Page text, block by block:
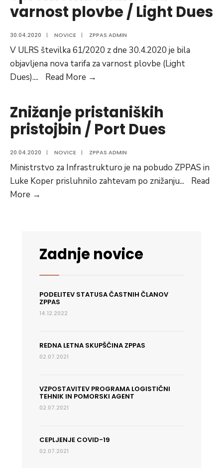
varnost plovbe / Light Dues
30.04.2020 | NOVICE | ZPPAS ADMIN
V ULRS številka 61/2020 z dne 30.4.2020 je bila
objavljena nova tarifa za varnost plovbe (Light
Dues).... Read More →
varnost
plovbe
Light
Dues
Znižanje pristaniških
pristojbin / Port Dues
20.04.2020 | NOVICE | ZPPAS ADMIN
Ministrstvo za Infrastrukturo je na pobudo ZPPAS in
Luke Koper prisluhnilo zahtevam po znižanju...
Read
More →
Port
Dues
Zadnje novice
PODELITEV STATUSA ČASTNIH ČLANOV
ZPPAS
14.12.2022
REDNA LETNA SKUPŠČINA ZPPAS
02.07.2021
VZPOSTAVITEV PROGRAMA LOGISTIČNI
TEHNIK IN POMORSKI AGENT
02.07.2021
CEPLJENJE COVID-19
02.07.2021